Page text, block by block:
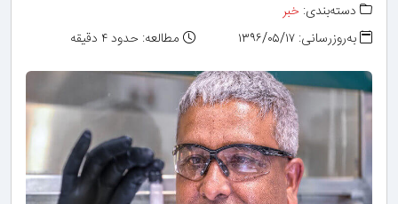
دسته‌بندی: خبر
به‌روزرسانی: ۱۳۹۶/۰۵/۱۷
مطالعه: حدود ۴ دقیقه